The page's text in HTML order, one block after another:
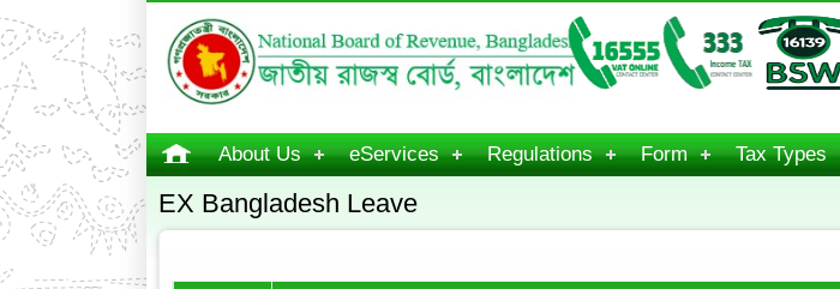
About Us eServices Regulations Form Tax Types
EX Bangladesh Leave